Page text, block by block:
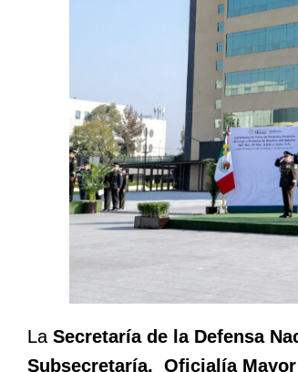
La Secretaría de la Defensa
Subsecretaría, Oficialía